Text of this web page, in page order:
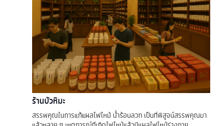
ร้านบัวหิมะ
สรรพคุณในการแก้แผลไฟไหม้ น้ำร้อนลวก เป็นที่พิสูจน์สรรพคุณมา